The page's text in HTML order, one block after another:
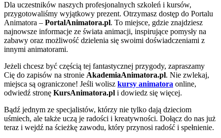
Dla uczestników naszych profesjonalnych szkoleń i kursów,
przygotowaliśmy wyjątkowy prezent. Otrzymasz dostęp do Portalu
Animatora – PortalAnimatora.pl. To miejsce, gdzie znajdziesz
najnowsze informacje ze świata animacji, inspirujące pomysły na
zabawy oraz możliwość dzielenia się swoimi doświadczeniami z
innymi animatorami.
Jeżeli chcesz być częścią tej fantastycznej przygody, zapraszamy
Cię do zapisów na stronie AkademiaAnimatora.pl. Nie zwlekaj,
miejsca są ograniczone! Jeśli wolisz kursy animatora online,
odwiedź stronę KursAnimatora.pl i dowiedz się więcej.
Bądź jednym ze specjalistów, którzy nie tylko dają dzieciom
uśmiech, ale także uczą je radości i kreatywności. Dołącz do nas już
teraz i wejdź na ścieżkę zawodu, który przynosi radość i spełnienie.